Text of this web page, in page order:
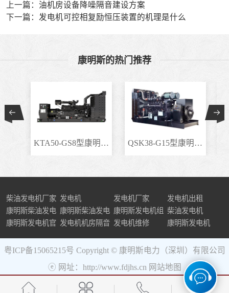
上一篇： 油机房设备降噪隔音建设方案
下一篇： 发电机可控相复励恒压装置的机理是什么
康明斯的热门推荐
KTA50-GS8型康明斯柴.. QSK38-G15型康明斯柴..
柴油发电机厂家 发电机 发电机厂家
发电机出租
康明斯柴油发电
机组
康明斯柴油发电
机
康明斯发电机组 柴油发电机
康明斯发电机官 发电机机房隔音 发电机维修 康明斯发电机
粤ICP备15065215号 Copyright © 康明斯电力（深圳）有限公司
ⓔ 网址：http://www.fdjhs.cn 网站地图